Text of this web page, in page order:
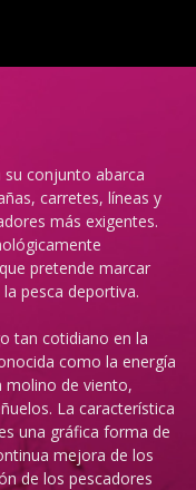
su conjunto abarca
carretes, líneas y
más exigentes.
pretende marcar
pesca deportiva.
tan cotidiano en la
como la energía
molino de viento,
La característica
una gráfica forma de
mejora de los
de los pescadores